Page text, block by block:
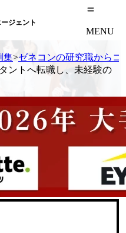
ジェント
MENU
集>ゼネコンの研究職から
ントへ転職し、未経験の